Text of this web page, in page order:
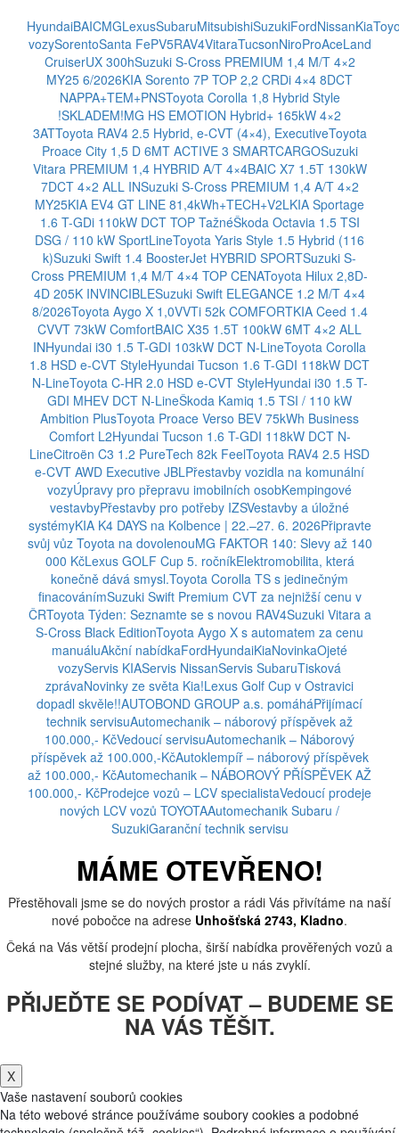
HyundaiBAICMGLexusSubaruMitsubishiSuzukiFordNissanKia
vozySorentoSanta FePV5RAV4VitaraTucsonNiroProAceLand
CruiserUX 300hSuzuki S-Cross PREMIUM 1,4 M/T 4×2
MY25 6/2026KIA Sorento 7P TOP 2,2 CRDi 4×4 8DCT
NAPPA+TEM+PNSToyota Corolla 1,8 Hybrid Style
!SKLADEM!MG HS EMOTION Hybrid+ 165kW 4×2
3ATToyota RAV4 2.5 Hybrid, e-CVT (4×4), ExecutiveToyota
Proace City 1,5 D 6MT ACTIVE 3 SMARTCARGOSuzuki
Vitara PREMIUM 1,4 HYBRID A/T 4×4BAIC X7 1.5T 130kW
7DCT 4×2 ALL INSuzuki S-Cross PREMIUM 1,4 A/T 4×2
MY25KIA EV4 GT LINE 81,4kWh+TECH+V2LKIA Sportage
1.6 T-GDi 110kW DCT TOP TažnéŠkoda Octavia 1.5 TSI
DSG / 110 kW SportLineToyota Yaris Style 1.5 Hybrid (116
k)Suzuki Swift 1.4 BoosterJet HYBRID SPORTSuzuki S-
Cross PREMIUM 1,4 M/T 4×4 TOP CENAToyota Hilux 2,8D-
4D 205K INVINCIBLESuzuki Swift ELEGANCE 1.2 M/T 4×4
8/2026Toyota Aygo X 1,0VVTi 52k COMFORTKIA Ceed 1.4
CVVT 73kW ComfortBAIC X35 1.5T 100kW 6MT 4×2 ALL
INHyundai i30 1.5 T-GDI 103kW DCT N-LineToyota Corolla
1.8 HSD e-CVT StyleHyundai Tucson 1.6 T-GDI 118kW DCT
N-LineToyota C-HR 2.0 HSD e-CVT StyleHyundai i30 1.5 T-
GDI MHEV DCT N-LineŠkoda Kamiq 1.5 TSI / 110 kW
Ambition PlusToyota Proace Verso BEV 75kWh Business
Comfort L2Hyundai Tucson 1.6 T-GDI 118kW DCT N-
LineCitroën C3 1.2 PureTech 82k FeelToyota RAV4 2.5 HSD
e-CVT AWD Executive JBLPřestavby vozidla na komunální
vozyÚpravy pro přepravu imobilních osobKempingové
vestavbyPřestavby pro potřeby IZSVestavby a úložné
systémyKIA K4 DAYS na Kolbence | 22.–27. 6. 2026Připravte
svůj vůz Toyota na dovolenouMG FAKTOR 140: Slevy až 140
000 KčLexus GOLF Cup 5. ročníkElektromobilita, která
konečně dává smysl.Toyota Corolla TS s jedinečným
finacovánímSuzuki Swift Premium CVT za nejnižší cenu v
ČRToyota Týden: Seznamte se s novou RAV4Suzuki Vitara a
S-Cross Black EditionToyota Aygo X s automatem za cenu
manuáluAkční nabídkaFordHyundaiKiaNovinkaOjeté
vozyServis KIAServis NissanServis SubaruTisková
zprávaNovinky ze světa Kia!Lexus Golf Cup v Ostravici
dopadl skvěle!!AUTOBOND GROUP a.s. pomáháPřijímací
technik servisuAutomechanik – náborový příspěvek až
100.000,- KčVedoucí servisuAutomechanik – Náborový
příspěvek až 100.000,-KčAutoklempíř – náborový příspěvek
až 100.000,- KčAutomechanik – NÁBOROVÝ PŘÍSPĚVEK AŽ
100.000,- KčProdejce vozů – LCV specialistaVedoucí prodeje
nových LCV vozů TOYOTAAutomechanik Subaru /
SuzukiGaranční technik servisu
MÁME OTEVŘENO!
Přestěhovali jsme se do nových prostor a rádi Vás přivítáme na naší
nové pobočce na adrese Unhošťská 2743, Kladno.
Čeká na Vás větší prodejní plocha, širší nabídka prověřených vozů a
stejné služby, na které jste u nás zvyklí.
PŘIJEĎTE SE PODÍVAT – BUDEME SE
NA VÁS TĚŠIT.
X
Vaše nastavení souborů cookies
Na této webové stránce používáme soubory cookies a podobné